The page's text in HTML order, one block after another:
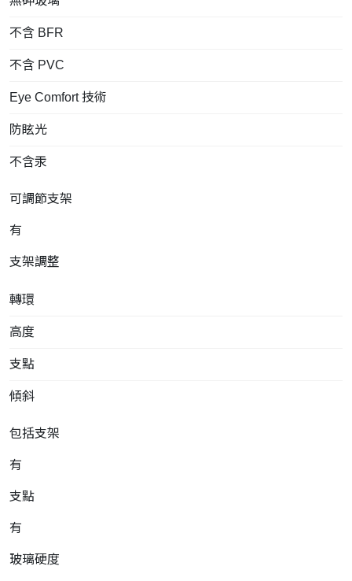
不含 BFR
不含 PVC
Eye Comfort 技術
防眩光
不含汞
可調節支架
有
支架調整
轉環
高度
支點
傾斜
包括支架
有
支點
有
玻璃硬度